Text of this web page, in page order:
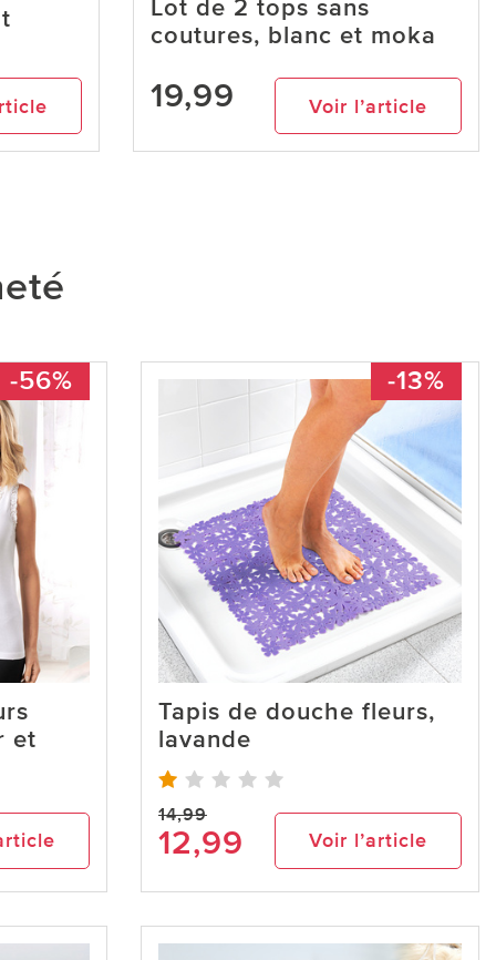
Lot de 2 tops sans
coutures, blanc et moka
19,99 Voir l’article
-56%
et
-13%
Tapis de douche fleurs,
lavande
14,99
12,99 Voir l’article